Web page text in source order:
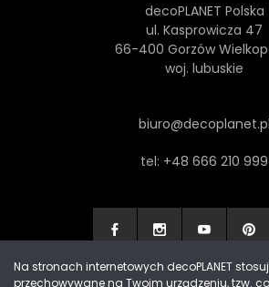
decoPLANET Polska
ul. Kasprowicza 47
66-400 Gorzów
woj. lubuskie
biuro@decoplanet.pl
tel: +48 666 210 999
Na stronach internetowych decoPLANET
przechowywane na Twoim urządzeniu, tzw.